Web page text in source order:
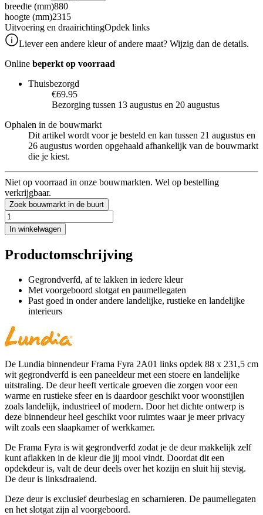
breedte (mm)880
hoogte (mm)2315
Uitvoering en draairichtingOpdek links
Liever een andere kleur of andere maat? Wijzig dan de details.
Online beperkt op voorraad
Thuisbezorgd
€69.95
Bezorging tussen 13 augustus en 20 augustus
Ophalen in de bouwmarkt
Dit artikel wordt voor je besteld en kan tussen 21 augustus en
26 augustus worden opgehaald afhankelijk van de bouwmarkt
die je kiest.
Niet op voorraad in onze bouwmarkten. Wel op bestelling
verkrijgbaar.
Zoek bouwmarkt in de buurt
In winkelwagen
Productomschrijving
Gegrondverfd, af te lakken in iedere kleur
Met voorgeboord slotgat en paumellegaten
Past goed in onder andere landelijke, rustieke en landelijke
interieurs
De Lundia binnendeur Frama Fyra 2A01 links opdek 88 x 231,5 cm
wit gegrondverfd is een paneeldeur met een stoere en landelijke
uitstraling. De deur heeft verticale groeven die zorgen voor een
warme en rustieke sfeer en is daardoor geschikt voor woonstijlen
zoals landelijk, industrieel of modern. Door het dichte ontwerp is
deze binnendeur heel geschikt voor ruimtes waar je meer privacy
wilt zoals een slaapkamer of werkkamer.
De Frama Fyra is wit gegrondverfd zodat je de deur makkelijk zelf
kunt aflakken in de kleur die jij mooi vindt. Doordat dit een
opdekdeur is, valt de deur deels over het kozijn en sluit hij stevig.
De deur is linksdraaiend.
Deze deur is exclusief deurbeslag en scharnieren. De paumellegaten
en het slotgat zijn al voorgeboord.